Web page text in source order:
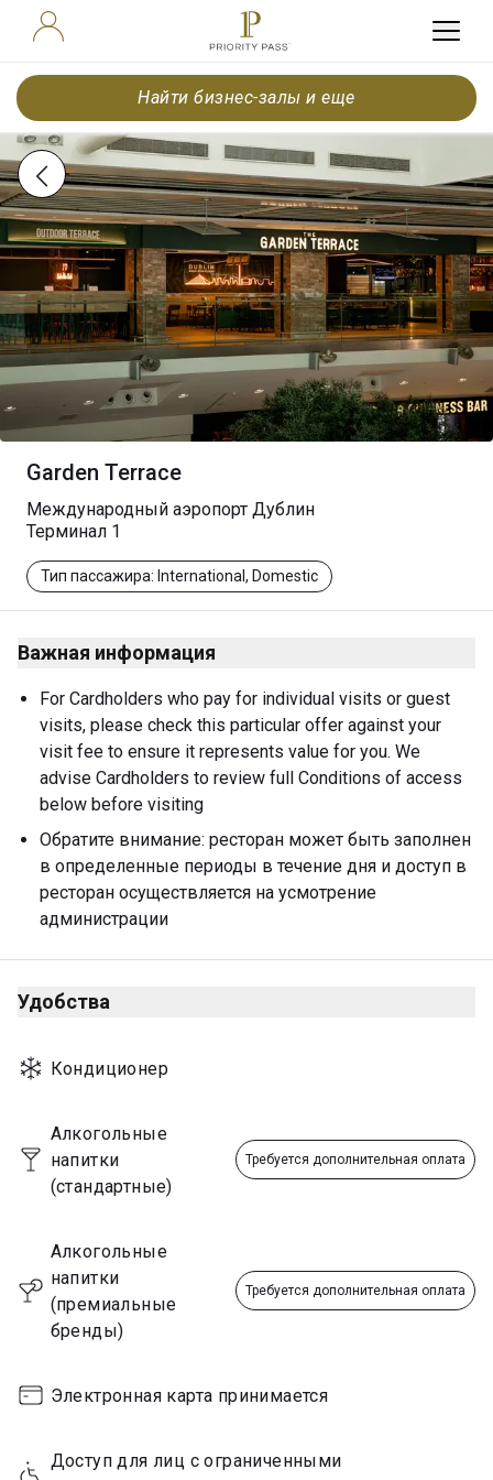
Найти бизнес-залы и еще
Garden Terrace
Международный аэропорт Дублин
Терминал 1
Тип пассажира: International, Domestic
Важная информация
For Cardholders who pay for individual visits or guest
visits, please check this particular offer against your
visit fee to ensure it represents value for you. We
advise Cardholders to review full Conditions of access
below before visiting
Обратите внимание: ресторан может быть заполнен
в определенные периоды в течение дня и доступ в
ресторан осуществляется на усмотрение
администрации
Удобства
Кондиционер
Алкогольные
напитки
(стандартные)
Требуется дополнительная оплата
Алкогольные
напитки
(премиальные
бренды)
Требуется дополнительная оплата
Электронная карта принимается
Доступ для лиц с ограниченными